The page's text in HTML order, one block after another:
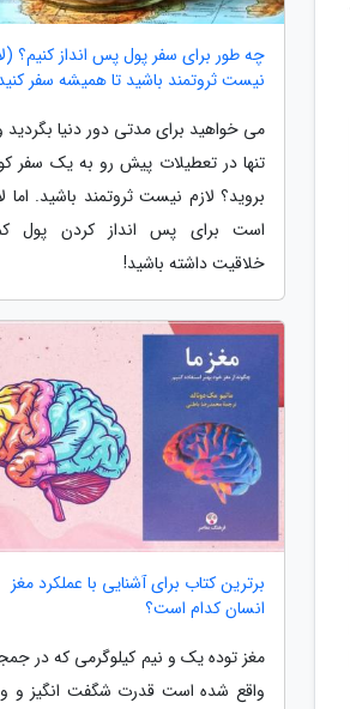
چه طور برای سفر پول پس انداز کنیم؟
نیست ثروتمند باشید تا همیشه سفر
می خواهید برای مدتی دور دنیا بگردید
تنها در تعطیلات پیش رو به یک سفر
بروید؟ لازم نیست ثروتمند باشید. اما
است برای پس انداز کردن پول
خلاقیت داشته باشید!
برترین کتاب برای آشنایی با عملکرد مغز
انسان کدام است؟
مغز توده یک و نیم کیلوگرمی که در
واقع شده است قدرت شگفت انگیز و